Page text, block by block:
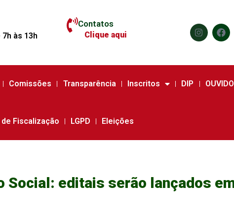
às 13h
Contatos
Clique aqui
Comissões Transparência Inscritos DIP
de Fiscalização LGPD Eleições
Social: editais serão lançados